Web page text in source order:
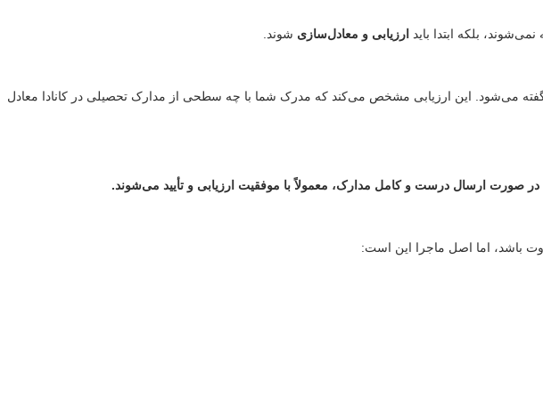
بلکه ابتدا باید ارزیابی و معادل‌سازی شوند.
می‌شود. این ارزیابی مشخص می‌کند که مدرک شما با چه سطحی از مدارک تحصیلی در کانادا معادل
در صورت ارسال درست و کامل مدارک، معمولاً با موفقیت ارزیابی و تأیید می‌شوند.
باشد، اما اصل ماجرا این است: